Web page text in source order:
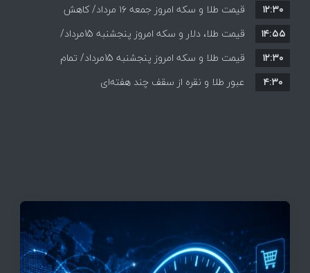
قیمت طلا و سکه امروز جمعه ۱۶ مرداد/ کاهش
قیمت ها+ جدول و جزییات
۱۲:۳۰
قیمت طلا، دلار و سکه امروز پنجشنبه 15مرداد/
افزایش قیمت ها + جدول
۱۴:۵۵
قیمت طلا و سکه امروز پنجشنبه 15مرداد/ تمام
قیمت ها بر مدار افزایش + جدول
۱۲:۳۰
عبور طلا و نقره از سقف چند هفته‌ای
۴:۳۰